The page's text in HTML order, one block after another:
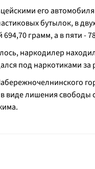
его
бутылок, в
грамм, а в пяти -
наркодилер
под наркотиками за
виде лишения свободы